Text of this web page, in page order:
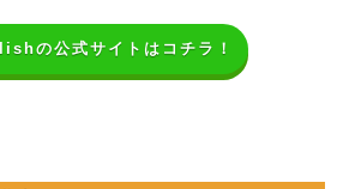
の公式サイトはコチラ！